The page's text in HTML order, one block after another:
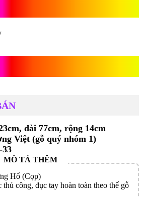
dài 77cm, rộng 14cm
Việt (gỗ quý nhóm 1)
Hổ (Cọp)
công, đục tay hoàn toàn theo thế gỗ